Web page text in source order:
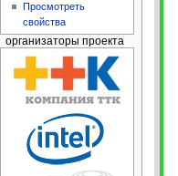
Просмотреть
свойства
организаторы проекта